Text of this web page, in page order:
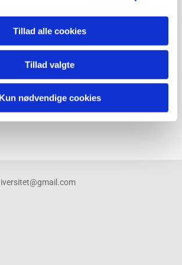
Tillad alle cookies
Tillad valgte
Kun nødvendige cookies
af Danske Slægtsforskere
med Svendborg